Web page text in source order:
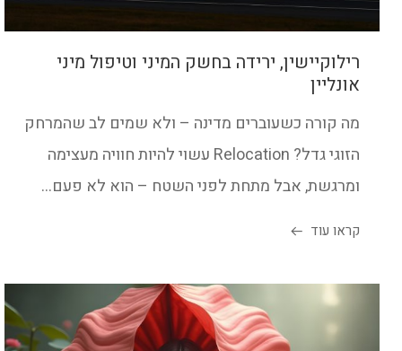
רילוקיישין, ירידה בחשק המיני וטיפול מיני
אונליין
מה קורה כשעוברים מדינה – ולא שמים לב שהמרחק
הזוגי גדל? Relocation עשוי להיות חוויה מעצימה
ומרגשת, אבל מתחת לפני השטח – הוא לא פעם...
קראו עוד